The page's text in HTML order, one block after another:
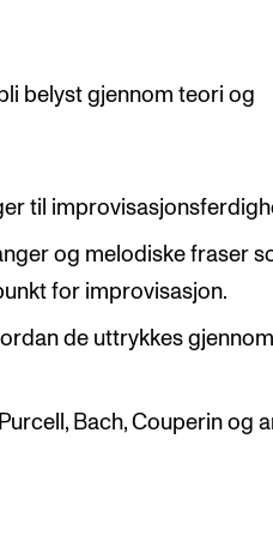
belyst gjennom teori og
til
og melodiske fraser
for improvisasjon.
de uttrykkes
Bach, Couperin og